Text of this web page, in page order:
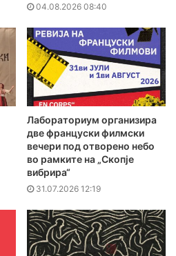
04.08.2026 08:40
Лабораториум организира
две француски филмски
вечери под отворено небо
во рамките на „Скопје
вибрира“
31.07.2026 12:19